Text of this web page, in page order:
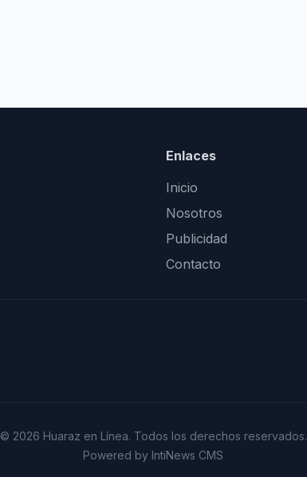
Enlaces
Inicio
Nosotros
Publicidad
Contacto
© 2026 Huaraz en Línea. Todos los derechos reservados.
Powered by IntiNews CMS